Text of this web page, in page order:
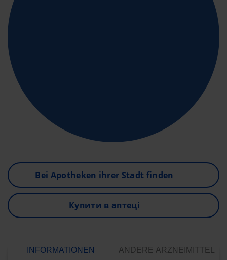
Bei Apotheken ihrer Stadt finden
Купити в аптеці
INFORMATIONEN ANDERE ARZNEIMITTEL